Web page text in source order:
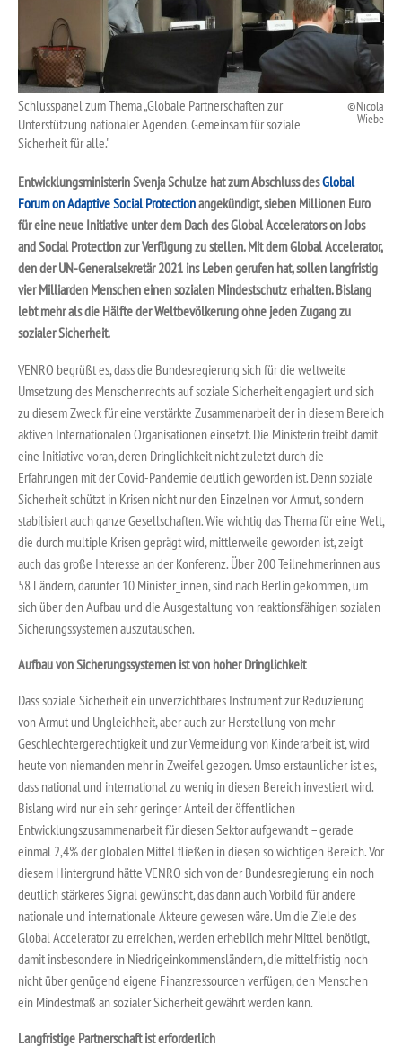
Schlusspanel zum Thema „Globale Partnerschaften zur
Unterstützung nationaler Agenden. Gemeinsam für soziale
Sicherheit für alle."
Nicola
Wiebe
Entwicklungsministerin Svenja Schulze hat zum Abschluss desGlobal
Forum on Adaptive Social Protectionangekündigt, sieben Millionen Euro
für eine neue Initiative unter dem Dach des Global Accelerators on Jobs
and Social Protection zur Verfügung zu stellen. Mit dem Global Accelerator,
den der UN-Generalsekretär 2021 ins Leben gerufen hat, sollen langfristig
vier Milliarden Menschen einen sozialen Mindestschutz erhalten. Bislang
lebt mehr als die Hälfte der Weltbevölkerung ohne jeden Zugang zu
sozialer Sicherheit.
VENRO begrüßt es, dass die Bundesregierung sich für die weltweite
Umsetzung des Menschenrechts auf soziale Sicherheit engagiert und sich
zu diesem Zweck für eine verstärkte Zusammenarbeit der in diesem Bereich
aktiven Internationalen Organisationen einsetzt. Die Ministerin treibt damit
eine Initiative voran, deren Dringlichkeit nicht zuletzt durch die
Erfahrungen mit der Covid-Pandemie deutlich geworden ist. Denn soziale
Sicherheit schützt in Krisen nicht nur den Einzelnen vor Armut, sondern
stabilisiert auch ganze Gesellschaften. Wie wichtig das Thema für eine Welt,
die durch multiple Krisen geprägt wird, mittlerweile geworden ist, zeigt
auch das große Interesse an der Konferenz. Über 200 Teilnehmerinnen aus
58 Ländern, darunter 10 Minister_innen, sind nach Berlin gekommen, um
sich über den Aufbau und die Ausgestaltung von reaktionsfähigen sozialen
Sicherungssystemen auszutauschen.
Aufbau von Sicherungssystemen ist von hoher Dringlichkeit
Dass soziale Sicherheit ein unverzichtbares Instrument zur Reduzierung
von Armut und Ungleichheit, aber auch zur Herstellung von mehr
Geschlechtergerechtigkeit und zur Vermeidung von Kinderarbeit ist, wird
heute von niemanden mehr in Zweifel gezogen. Umso erstaunlicher ist es,
dass national und international zu wenig in diesen Bereich investiert wird.
Bislang wird nur ein sehr geringer Anteil der öffentlichen
Entwicklungszusammenarbeit für diesen Sektor aufgewandt – gerade
einmal 2,4% der globalen Mittel fließen in diesen so wichtigen Bereich. Vor
diesem Hintergrund hätte VENRO sich von der Bundesregierung ein noch
deutlich stärkeres Signal gewünscht, das dann auch Vorbild für andere
nationale und internationale Akteure gewesen wäre. Um die Ziele des
Global Accelerator zu erreichen, werden erheblich mehr Mittel benötigt,
damit insbesondere in Niedrigeinkommensländern, die mittelfristig noch
nicht über genügend eigene Finanzressourcen verfügen, den Menschen
ein Mindestmaß an sozialer Sicherheit gewährt werden kann.
Langfristige Partnerschaft ist erforderlich